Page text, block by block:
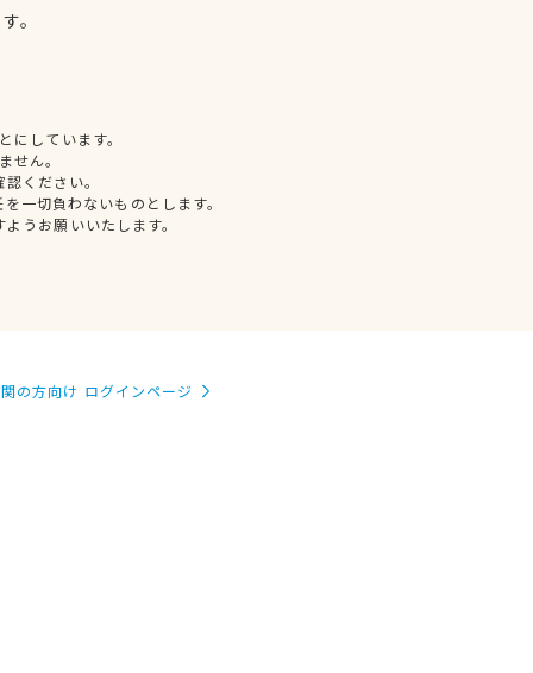
。
しています。
せん。
ください。
一切負わないものとします。
うお願いいたします。
の方向け ログインページ